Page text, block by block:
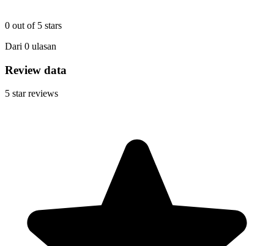
0 out of 5 stars
Dari 0 ulasan
Review data
5 star reviews